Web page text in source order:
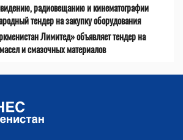
радиовещанию и кинематографии
тендер на закупку оборудования
Лимитед» объявляет тендер на
и смазочных материалов